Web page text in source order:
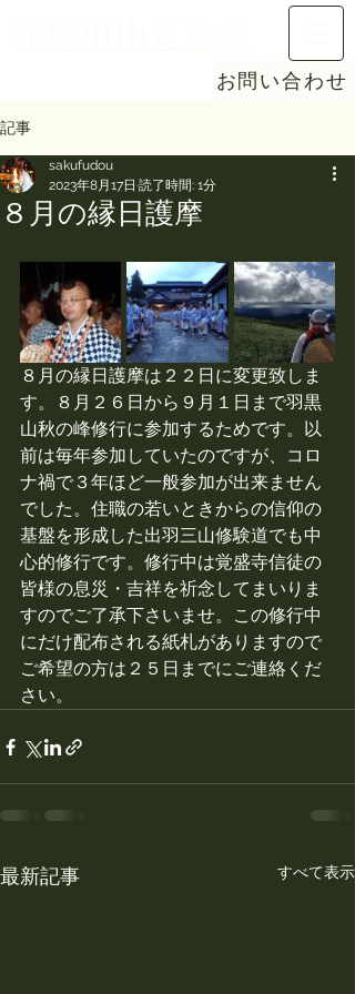
お問い合わせ
記事
８月の縁日護摩
sakufudou
2023年8月17日 読了時間: 1分
８月の縁日護摩は２２日に変更致しま
す。８月２６日から９月１日まで羽黒
山秋の峰修行に参加するためです。以
前は毎年参加していたのですが、コロ
ナ禍で３年ほど一般参加が出来ません
でした。住職の若いときからの信仰の
基盤を形成した出羽三山修験道でも中
心的修行です。修行中は覚盛寺信徒の
皆様の息災・吉祥を祈念してまいりま
すのでご了承下さいませ。この修行中
にだけ配布される紙札がありますので
ご希望の方は２５日までにご連絡くだ
さい。
最新記事 すべて表示